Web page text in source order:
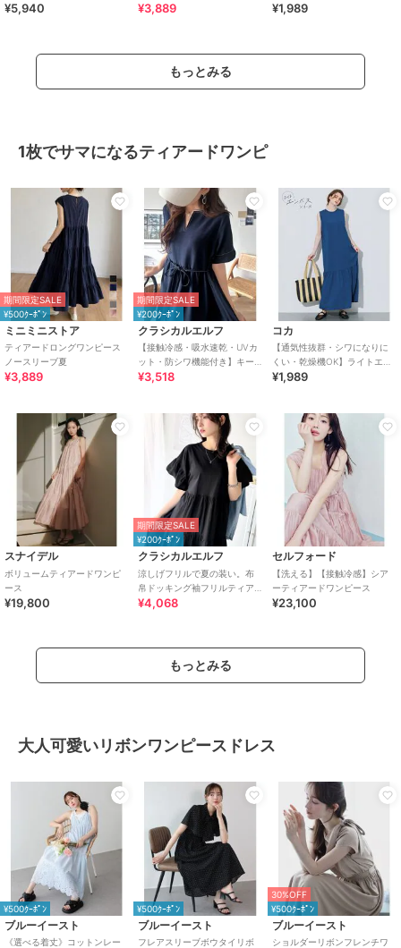
¥5,940 ¥3,889
ボスノースリーブティアード
¥1,989
もっとみる
1枚でサマになるティアードワンピ
期間限定SALE
¥500ｸｰﾎﾟﾝ
ミニミニストア
ティアードロングワンピース
ノースリーブ夏
¥3,889
期間限定SALE
¥200ｸｰﾎﾟﾝ
クラシカルエルフ
【接触冷感・吸水速乾・UVカ
ット・防シワ機能付き】キー
ネックリボンティアードワン
¥3,518
コカ
【通気性抜群・シワになりに
くい・乾燥機OK】ライトエン
ボスノースリーブティアード
¥1,989
スナイデル
ボリュームティアードワンピ
ース
¥19,800
期間限定SALE
¥200ｸｰﾎﾟﾝ
クラシカルエルフ
涼しげフリルで夏の装い。布
帛ドッキング袖フリルティア
ードワンピース(ロング丈)
¥4,068
セルフォード
【洗える】【接触冷感】シア
ーティアードワンピース
¥23,100
もっとみる
大人可愛いリボンワンピースドレス
¥500ｸｰﾎﾟﾝ
ブルーイースト
《選べる着丈》コットンレー
¥500ｸｰﾎﾟﾝ
ブルーイースト
フレアスリーブボウタイリボ
30%OFF
¥500ｸｰﾎﾟﾝ
ブルーイースト
ショルダーリボンフレンチワ